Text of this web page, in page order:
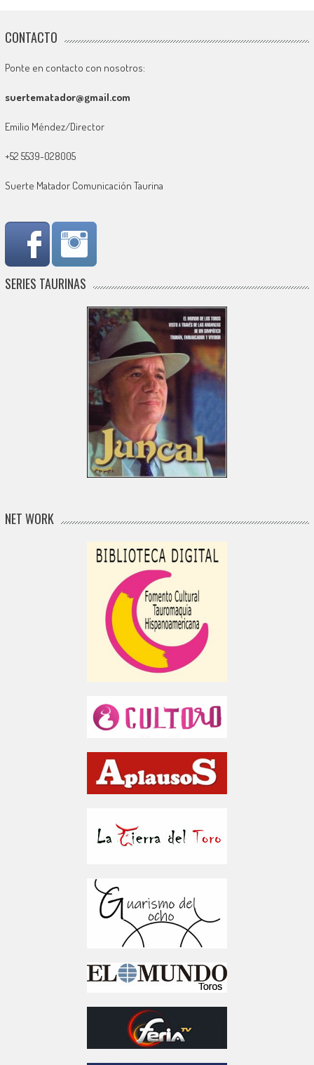
CONTACTO
Ponte en contacto con nosotros:
suertematador@gmail.com
Emilio Méndez/Director
+52 5539-028005
Suerte Matador Comunicación Taurina
SERIES TAURINAS
NET WORK